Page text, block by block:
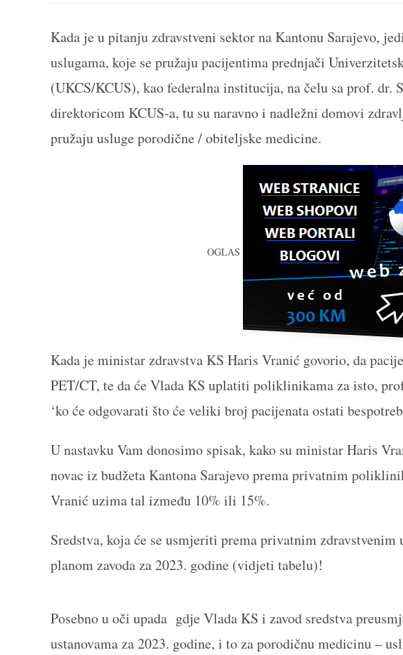
Kada je u pitanju zdravstveni sektor na Kantonu Sarajevo,
uslugama, koje se pružaju pacijentima prednjači
(UKCS/KCUS), kao federalna institucija, na čelu sa prof. dr.
direktoricom KCUS-a, tu su naravno i nadležni domovi
pružaju usluge porodične / obiteljske medicine.
OGLAS
Kada je ministar zdravstva KS Haris Vranić govorio, da
PET/CT, te da će Vlada KS uplatiti poliklinikama za isto,
‘ko će odgovarati što će veliki broj pacijenata ostati
U nastavku Vam donosimo spisak, kako su ministar Haris
novac iz budžeta Kantona Sarajevo prema privatnim
Vranić uzima tal između 10% ili 15%.
Sredstva, koja će se usmjeriti prema privatnim
planom zavoda za 2023. godine (vidjeti tabelu)!
Posebno u oči upada gdje Vlada KS i zavod sredstva
ustanovama za 2023. godine, i to za porodičnu medicinu –